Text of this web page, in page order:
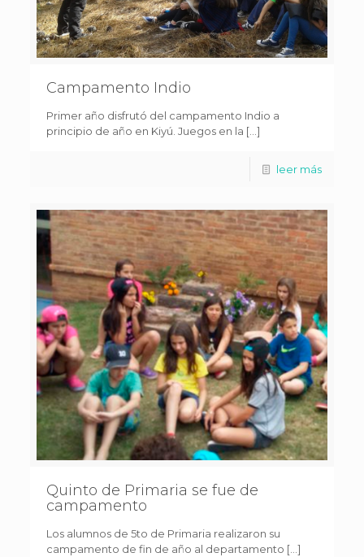
Campamento Indio
Primer año disfrutó del campamento Indio a
principio de año en Kiyú. Juegos en la […]
leer más
Quinto de Primaria se fue de
campamento
Los alumnos de 5to de Primaria realizaron su
campamento de fin de año al departamento […]